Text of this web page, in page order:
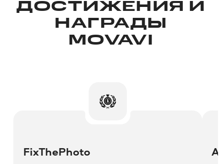
ДОСТИЖЕНИЯ И
НАГРАДЫ
MOVAVI
FixThePhoto